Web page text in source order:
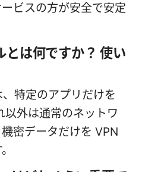
ビスの方が安全で安定
とは何ですか？ 使い
特定のアプリだけを
以外は通常のネットワ
密データだけを VPN